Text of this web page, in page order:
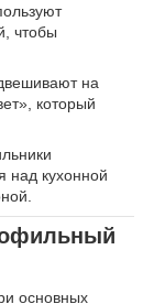
чтобы
на
который
над кухонной
основных